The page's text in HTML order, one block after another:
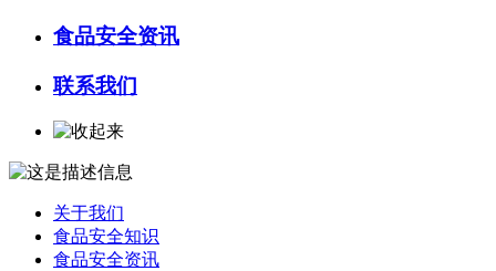
食品安全资讯
联系我们
关于我们
食品安全知识
食品安全资讯